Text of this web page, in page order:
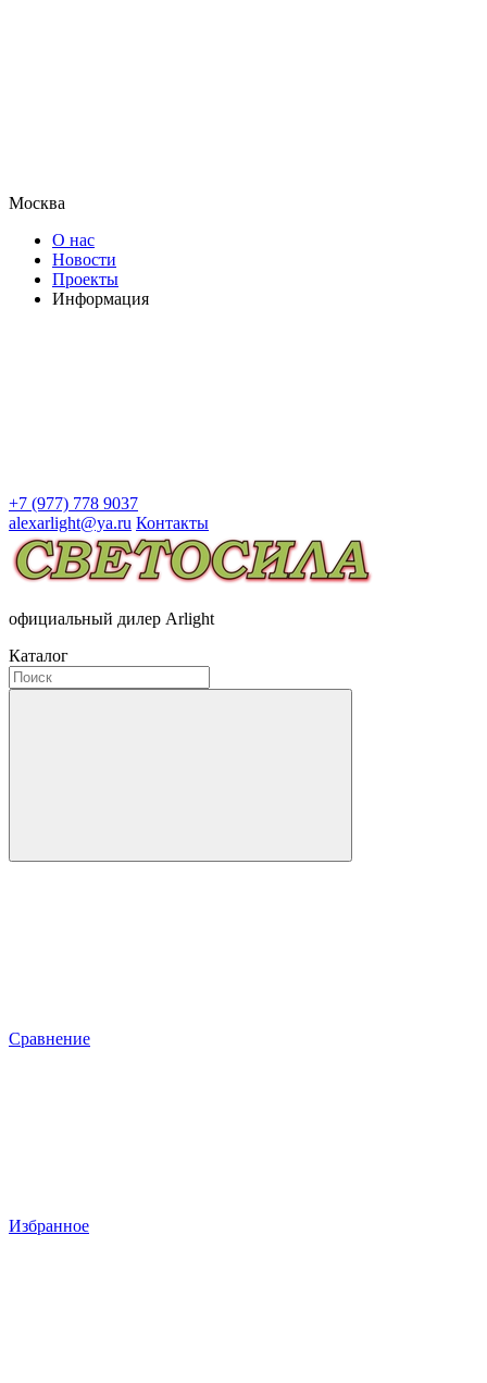
Москва
О нас
Новости
Проекты
Информация
+7 (977) 778 9037
alexarlight@ya.ru Контакты
официальный дилер Arlight
Каталог
Сравнение
Избранное